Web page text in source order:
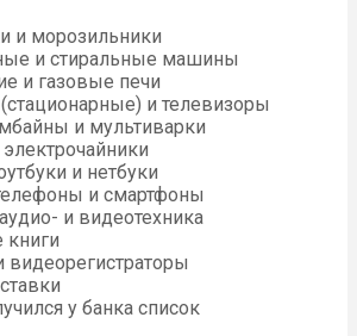
и морозильники
и стиральные машины
и газовые печи
и телевизоры
и мультиварки
и нетбуки
и смартфоны
и видеотехника
книги
видеорегистраторы
у банка список